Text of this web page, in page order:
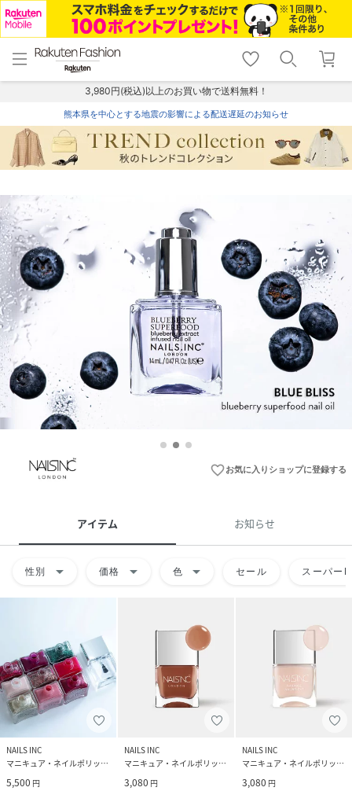
menu home
トップ
shopping_cart lock_outline
ログイン
3,980円(税込)以上のお買い物で送料無料！
熊本県を中心とする地震の影響による配送遅延のお知らせ
favorite_borderお気に入りショップに登録する
アイテム お知らせ
性別 arrow_drop_down 価格 arrow_drop_down 色 arrow_drop_down セール スーパー
NAILS INC
マニキュア・ネイルポリッシュ
5,500 円
NAILS INC
マニキュア・ネイルポリッシュ
3,080 円
NAILS INC
マニキュア・ネイルポリッシュ
3,080 円